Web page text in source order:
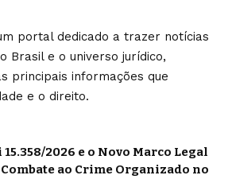
portal dedicado a trazer notícias
Brasil e o universo jurídico,
principais informações que
e o direito.
15.358/2026 e o Novo Marco Legal
Combate ao Crime Organizado no